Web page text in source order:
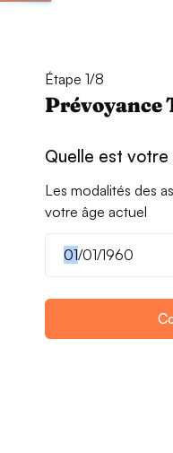
Étape 1/8
Prévoyance
Quelle est
Les modalités des
votre âge actuel